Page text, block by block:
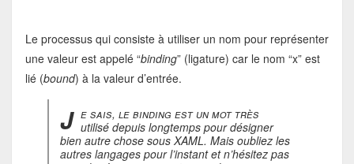
Le processus qui consiste à utiliser un nom pour représenter
une valeur est appelé “binding” (ligature) car le nom “x” est
lié (bound) à la valeur d’entrée.
J e sais, le binding est un mot très
utilisé depuis longtemps pour désigner
bien autre chose sous XAML. Mais oubliez les
autres langages pour l’instant et n’hésitez pas